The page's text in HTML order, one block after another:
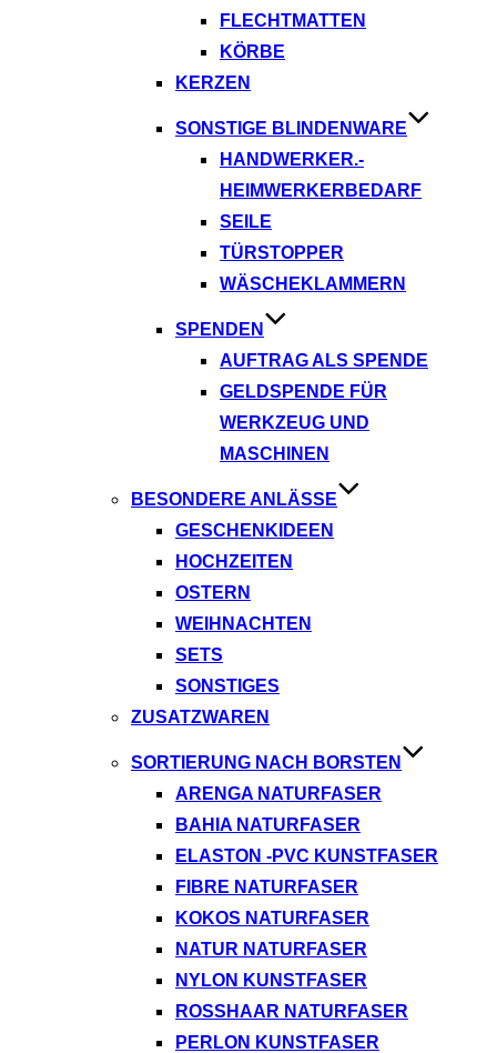
FLECHTMATTEN
KÖRBE
KERZEN
SONSTIGE BLINDENWARE
HANDWERKER.-
HEIMWERKERBEDARF
SEILE
TÜRSTOPPER
WÄSCHEKLAMMERN
SPENDEN
AUFTRAG ALS SPENDE
GELDSPENDE FÜR
WERKZEUG UND
MASCHINEN
BESONDERE ANLÄSSE
GESCHENKIDEEN
HOCHZEITEN
OSTERN
WEIHNACHTEN
SETS
SONSTIGES
ZUSATZWAREN
SORTIERUNG NACH BORSTEN
ARENGA NATURFASER
BAHIA NATURFASER
ELASTON -PVC KUNSTFASER
FIBRE NATURFASER
KOKOS NATURFASER
NATUR NATURFASER
NYLON KUNSTFASER
ROSSHAAR NATURFASER
PERLON KUNSTFASER